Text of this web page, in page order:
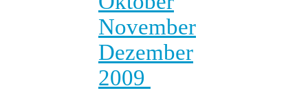
November
Dezember
2009